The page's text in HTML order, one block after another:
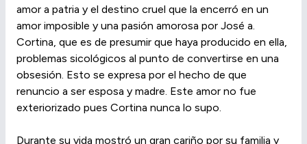
amor a patria y el destino cruel que la encerró en un
amor imposible y una pasión amorosa por José a.
Cortina, que es de presumir que haya producido en ella,
problemas sicológicos al punto de convertirse en una
obsesión. Esto se expresa por el hecho de que
renuncio a ser esposa y madre. Este amor no fue
exteriorizado pues Cortina nunca lo supo.
Durante su vida mostró un gran cariño por su familia y